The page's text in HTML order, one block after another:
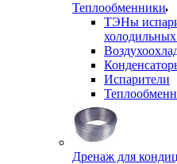
Теплообменники
ТЭНы
Испарители
Дренаж для